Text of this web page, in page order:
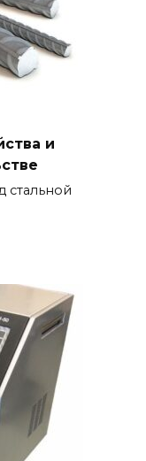
и
стальной